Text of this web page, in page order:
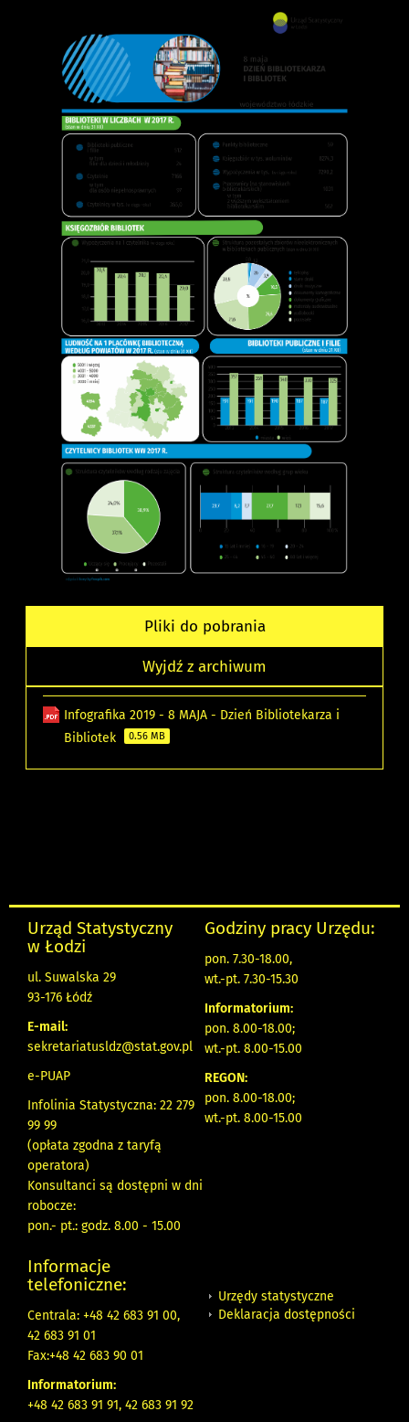
Pliki do pobrania
Wyjdź z archiwum
Infografika 2019 - 8 MAJA - Dzień Bibliotekarza i
Bibliotek
0.56 MB
Urząd Statystyczny
w Łodzi
ul. Suwalska 29
93-176 Łódź
E-mail:
sekretariatusldz@stat.gov.pl
e-PUAP
Infolinia Statystyczna: 22 279
99 99
(opłata zgodna z taryfą
operatora)
Konsultanci są dostępni w dni
robocze:
pon.- pt.: godz. 8.00 - 15.00
Godziny pracy Urzędu:
pon. 7.30-18.00,
wt.-pt. 7.30-15.30
Informatorium:
pon. 8.00-18.00;
wt.-pt. 8.00-15.00
REGON:
pon. 8.00-18.00;
wt.-pt. 8.00-15.00
Informacje
telefoniczne:
Centrala: +48 42 683 91 00,
42 683 91 01
Fax:+48 42 683 90 01
Informatorium:
+48 42 683 91 91, 42 683 91 92
Urzędy statystyczne
Deklaracja dostępności